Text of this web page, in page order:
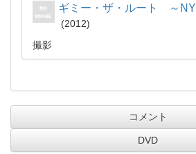
ギミー・ザ・ルート ～NY
2012
撮影
コメント
DVD